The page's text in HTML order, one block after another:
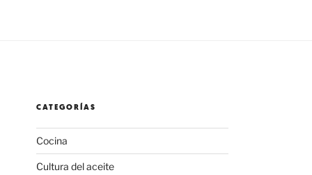
CATEGORÍAS
Cocina
Cultura del aceite